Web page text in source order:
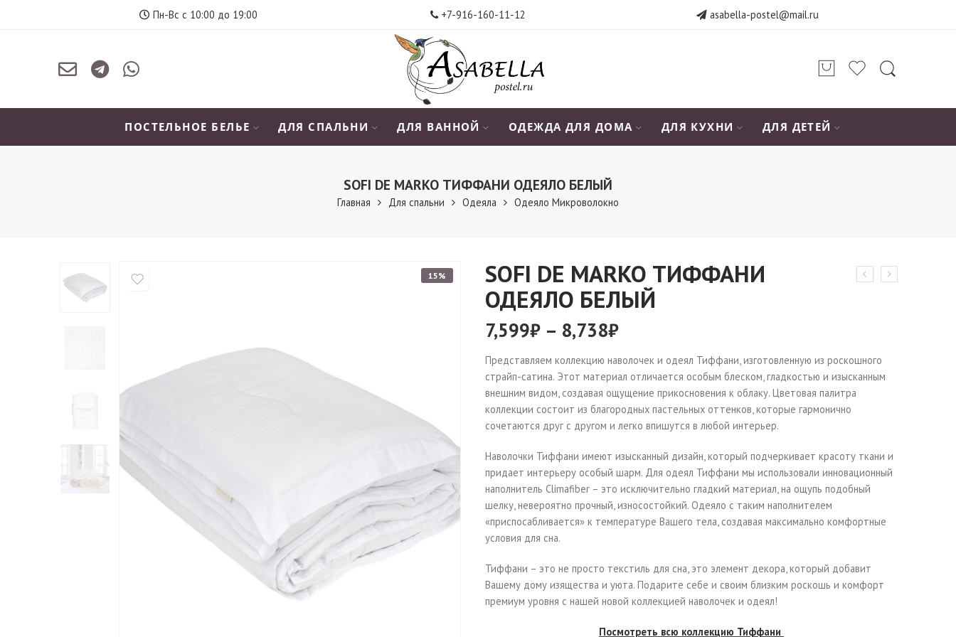
Пн-Вс с 10:00 до 19:00 +7-916-160-11-12 asabella-postel@mail.ru
ПОСТЕЛЬНОЕ БЕЛЬЕ ДЛЯ СПАЛЬНИ ДЛЯ ВАННОЙ ОДЕЖДА ДЛЯ ДОМА ДЛЯ КУХНИ ДЛЯ ДЕТЕЙ
SOFI DE MARKO ТИФФАНИ ОДЕЯЛО БЕЛЫЙ
Главная Для спальни Одеяла Одеяло Микроволокно
15%
SOFI DE MARKO ТИФФАНИ
ОДЕЯЛО БЕЛЫЙ
7,599₽ – 8,738₽
Представляем коллекцию наволочек и одеял Тиффани, изготовленную из роскошного
страйп-сатина. Этот материал отличается особым блеском, гладкостью и изысканным
внешним видом, создавая ощущение прикосновения к облаку. Цветовая палитра
коллекции состоит из благородных пастельных оттенков, которые гармонично
сочетаются друг с другом и легко впишутся в любой интерьер.
Наволочки Тиффани имеют изысканный дизайн, который подчеркивает красоту ткани и
придает интерьеру особый шарм. Для одеял Тиффани мы использовали инновационный
наполнитель Climafiber – это исключительно гладкий материал, на ощупь подобный
шелку, невероятно прочный, износостойкий. Одеяло с таким наполнителем
«приспосабливается» к температуре Вашего тела, создавая максимально комфортные
условия для сна.
Тиффани – это не просто текстиль для сна, это элемент декора, который добавит
Вашему дому изящества и уюта. Подарите себе и своим близким роскошь и комфорт
премиум уровня с нашей новой коллекцией наволочек и одеял!
Посмотреть всю коллекцию Тиффани